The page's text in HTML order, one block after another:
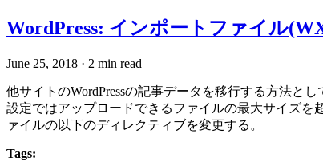
WordPress: インポートファイル
June 25, 2018 · 2 min read
他サイトのWordPressの記事データを移行する方法と
設定ではアップロードできるファイルの最大サイズを
ァイルの以下のディレクティブを変更する。
Tags: